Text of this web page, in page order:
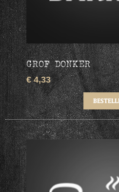
GROF DONKER
€ 4,33